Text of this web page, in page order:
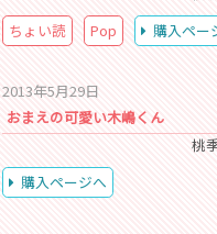
ちょい読
Pop 購入ペー
2013年5月29日
おまえの可愛い木嶋くん
桃
購入ページへ